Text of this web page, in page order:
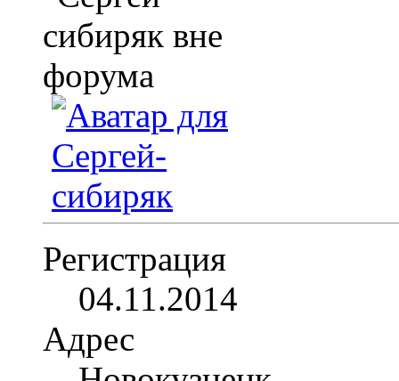
Регистрация
04.11.2014
Адрес